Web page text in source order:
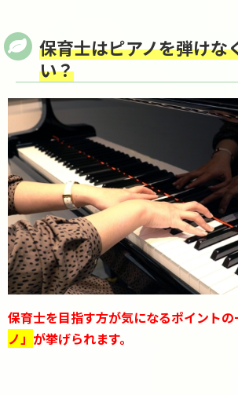
保育士はピアノを弾けな
い？
保育士を目指す方が気になるポイント
ノ」 が挙げられます。